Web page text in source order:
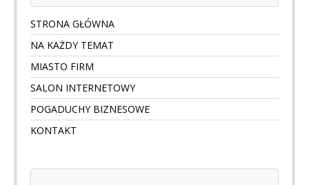
STRONA GŁÓWNA
NA KAŻDY TEMAT
MIASTO FIRM
SALON INTERNETOWY
POGADUCHY BIZNESOWE
KONTAKT